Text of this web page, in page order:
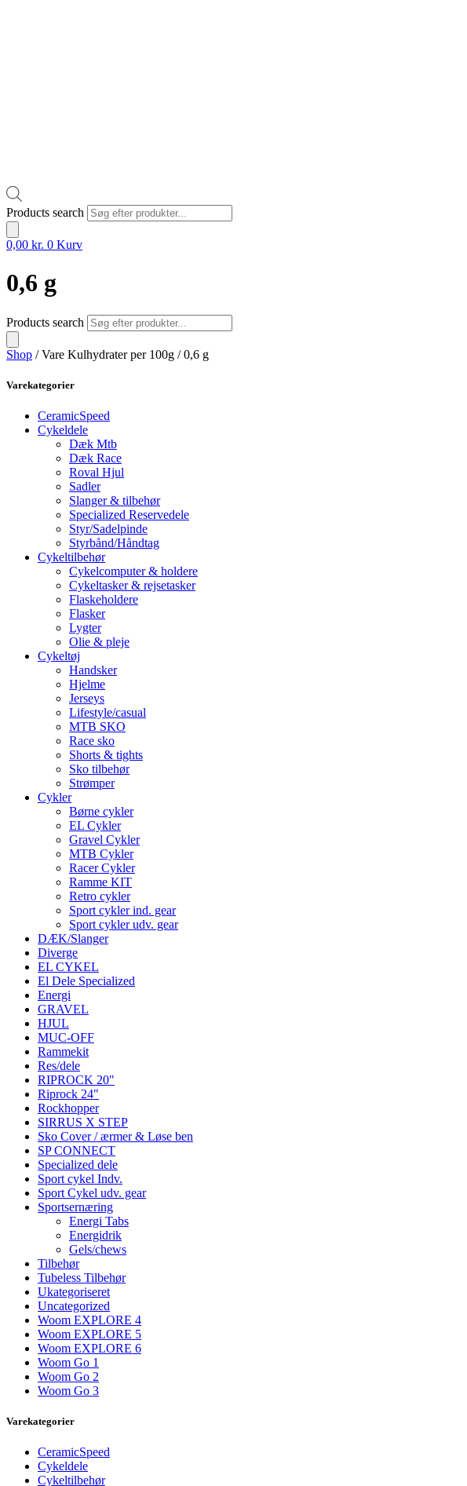
Products search
0,00 kr. 0 Kurv
0,6 g
Products search
Shop / Vare Kulhydrater per 100g / 0,6 g
Varekategorier
CeramicSpeed
Cykeldele
Dæk Mtb
Dæk Race
Roval Hjul
Sadler
Slanger & tilbehør
Specialized Reservedele
Styr/Sadelpinde
Styrbånd/Håndtag
Cykeltilbehør
Cykelcomputer & holdere
Cykeltasker & rejsetasker
Flaskeholdere
Flasker
Lygter
Olie & pleje
Cykeltøj
Handsker
Hjelme
Jerseys
Lifestyle/casual
MTB SKO
Race sko
Shorts & tights
Sko tilbehør
Strømper
Cykler
Børne cykler
EL Cykler
Gravel Cykler
MTB Cykler
Racer Cykler
Ramme KIT
Retro cykler
Sport cykler ind. gear
Sport cykler udv. gear
DÆK/Slanger
Diverge
EL CYKEL
El Dele Specialized
Energi
GRAVEL
HJUL
MUC-OFF
Rammekit
Res/dele
RIPROCK 20"
Riprock 24"
Rockhopper
SIRRUS X STEP
Sko Cover / ærmer & Løse ben
SP CONNECT
Specialized dele
Sport cykel Indv.
Sport Cykel udv. gear
Sportsernæring
Energi Tabs
Energidrik
Gels/chews
Tilbehør
Tubeless Tilbehør
Ukategoriseret
Uncategorized
Woom EXPLORE 4
Woom EXPLORE 5
Woom EXPLORE 6
Woom Go 1
Woom Go 2
Woom Go 3
Varekategorier
CeramicSpeed
Cykeldele
Cykeltilbehør